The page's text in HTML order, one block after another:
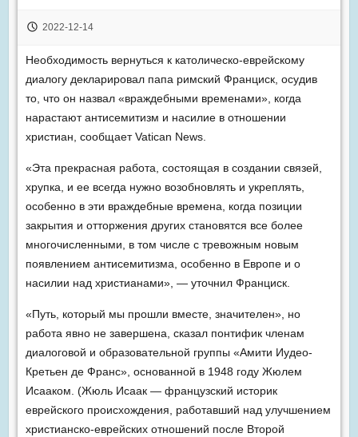
2022-12-14
Необходимость вернуться к католическо-еврейскому
диалогу декларировал папа римский Франциск, осудив
то, что он назвал «враждебными временами», когда
нарастают антисемитизм и насилие в отношении
христиан, сообщает Vatican News.
«Эта прекрасная работа, состоящая в создании связей,
хрупка, и ее всегда нужно возобновлять и укреплять,
особенно в эти враждебные времена, когда позиции
закрытия и отторжения других становятся все более
многочисленными, в том числе с тревожным новым
появлением антисемитизма, особенно в Европе и о
насилии над христианами», — уточнил Франциск.
«Путь, который мы прошли вместе, значителен», но
работа явно не завершена, сказал понтифик членам
диалоговой и образовательной группы «Амити Иудео-
Кретьен де Франс», основанной в 1948 году Жюлем
Исааком. (Жюль Исаак — французский историк
еврейского происхождения, работавший над улучшением
христианско-еврейских отношений после Второй